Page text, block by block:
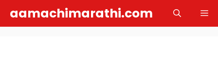
aamachimarathi.com